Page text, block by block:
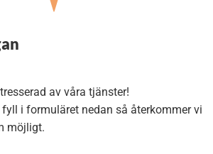
av våra tjänster!
i formuläret nedan så återkommer vi
möjligt.